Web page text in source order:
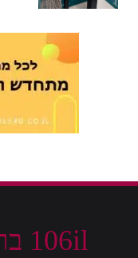
106il ברשתות חברתיות